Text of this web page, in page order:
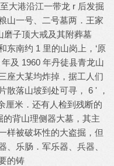
大港沿江一带龙 r 后发掘
山一号、二号墓两．王家
磨子顶大戒及其附葬墓
东南约 1 里的山岗上，‘原
及 1960 年丹徒县青龙山
座大某均炸掉，据工人们
散落山坡到处可寻， 6 ' ，
厘米．还有人检到残断的
背山理侧器大墓，其主
样被破坏性的大盗掘，但
、乐肠．军乐器、兵器、
的铸